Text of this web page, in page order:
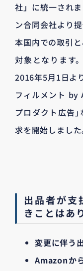
社」に統一され
ン合同会社より
本国内での取引
対象となります
2016年5月1日よ
フィルメント by
プロダクト広告
求を開始しました
出品者が支
きことはあ
変更に伴う
Amazonか